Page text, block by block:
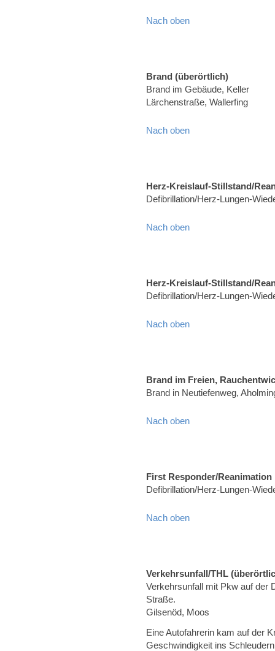
Nach oben
Brand (überörtlich)
Brand im Gebäude, Keller
Lärchenstraße, Wallerfing
Nach oben
Herz-Kreislauf-Stillstand/
Defibrillation/Herz-Lungen-
Nach oben
Herz-Kreislauf-Stillstand/
Defibrillation/Herz-Lungen-
Nach oben
Brand im Freien,
Brand in Neutiefenweg,
Nach oben
First Responder/Reanimation
Defibrillation/Herz-Lungen-
Nach oben
Verkehrsunfall/THL
Verkehrsunfall mit Pkw auf der
Straße.
Gilsenöd, Moos
Eine Autofahrerin kam auf der
Geschwindigkeit ins